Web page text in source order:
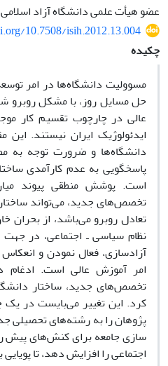
عضو هیأت علمی دانشگاه آزاد
10.7508/isih.2012.13.004
چکیده
مسوولیت دانشگاه‌ها در امر
حل مسایل روز، با مشکل روبرو
عالی در چارچوب تقسیم کار
ایدئولوژیک ایران نیستند.
دانشگاه‌ها و ضرورت توجه به
پاسخگویی به عدم کارآمدی
است. پوشش منطقی پیوند
تخصص‌های جدید، می‌تواند
تعادل روبرو می‌باشد، از بحران
نظام سیاسی ـ اجتماعی، در
آزادسازی، فعال نمودن و
امر آموزش عالی است. ادغام
تخصص‌های جدید، ساختار
کرد. این تغییر می‌بایست در یک
پژوهان را به رشته‌های تحصیلی
سازی جامعه برای کنش‌های پیش
اجتماعی را افزایش دهد، تا